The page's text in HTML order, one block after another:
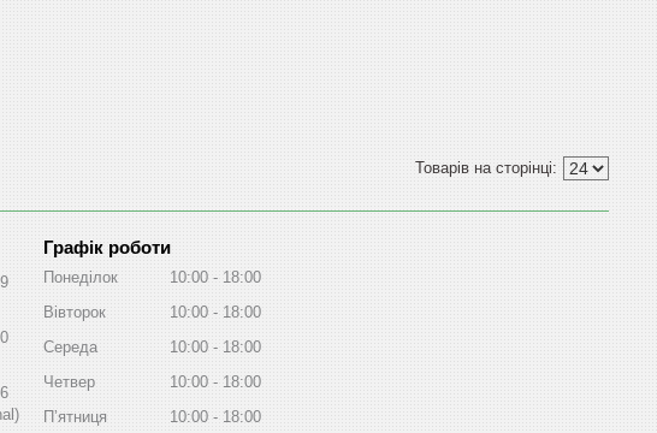
Графік роботи
Понеділок 10:00
18:00
Вівторок
10:00
18:00
Середа
10:00
18:00
Четвер
10:00
18:00
Пʼятниця
10:00
18:00